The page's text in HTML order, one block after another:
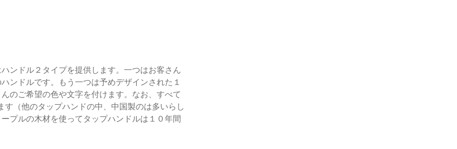
ンドル２タイプを提供します。一つはお客さん
ンドルです。もう一つは予めデザインされた１
のご希望の色や文字を付けます。なお、すべて
す（他のタップハンドの中、中国製のは多いらし
プルの木材を使ってタップハンドルは１０年間